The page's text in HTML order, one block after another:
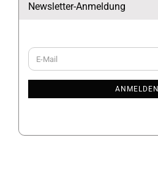
Newsletter-Anmeldung
WEITER
ZUR
E-
Mail
ANMELDEN